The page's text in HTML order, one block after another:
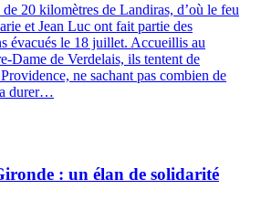
20 kilomètres de Landiras, d’où le feu
et Jean Luc ont fait partie des
évacués le 18 juillet. Accueillis au
Dame de Verdelais, ils tentent de
ne sachant pas combien de
durer…
: un élan de solidarité